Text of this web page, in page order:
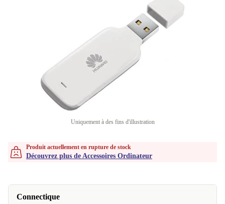
Uniquement à des fins d'illustration
Produit actuellement en rupture de stock
Découvrez plus de Accessoires Ordinateur
Connectique